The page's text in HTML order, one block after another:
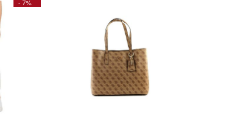
- 7%